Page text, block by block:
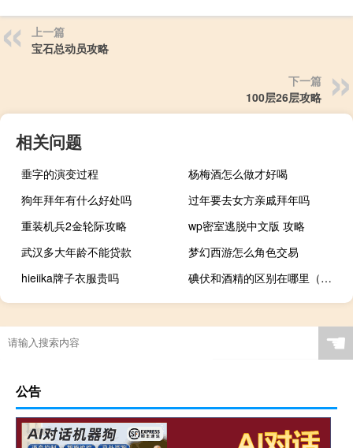
上一篇
宝石总动员攻略
下一篇
100层26层攻略
相关问题
垂字的演变过程
杨梅酒怎么做才好喝
狗年拜年有什么好处吗
过年要去女方亲戚拜年吗
重装机兵2金轮际攻略
wp密室逃脱中文版 攻略
武汉多大年龄不能贷款
梦幻西游怎么角色交易
hieiika牌子衣服贵吗
碘伏和酒精的区别在哪里（碘伏和酒精的区别）
☚
公告